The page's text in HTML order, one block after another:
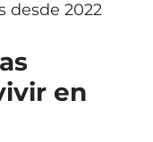
desde 2022
en